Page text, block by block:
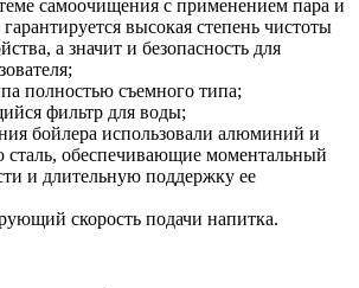
самоочищения с применением пара и
высокая степень чистоты
а значит и безопасность для
полностью съемного типа;
фильтр для воды;
бойлера использовали алюминий и
обеспечивающие моментальный
и длительную поддержку ее
скорость подачи напитка.